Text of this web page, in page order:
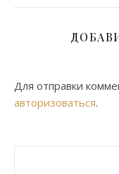
Для отправки
авторизоваться.